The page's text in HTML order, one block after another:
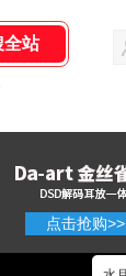
点击抢购>>
点击抢购>>